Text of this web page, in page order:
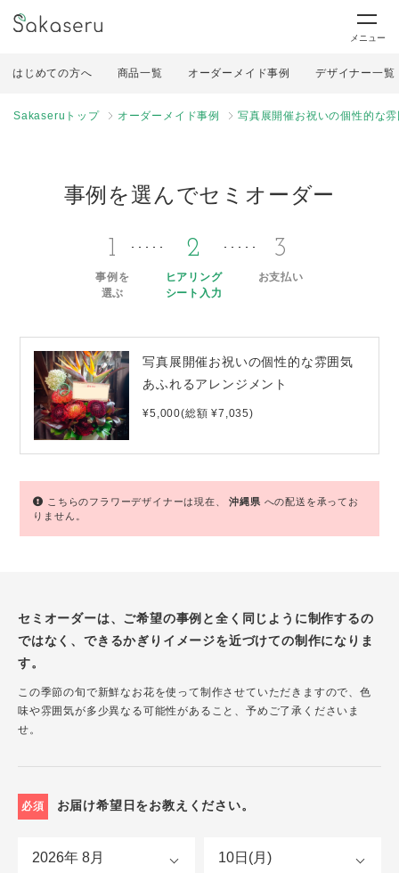
メニュー
はじめての方へ 商品一覧 オーダーメイド事例 デザイナー一覧
Sakaseruトップ オーダーメイド事例 写真展開催お祝いの個性的な
事例を選んでセミオーダー
1
事例を
選ぶ
2
ヒアリング
シート入力
3
お支払い
写真展開催お祝いの個性的な雰囲気
あふれるアレンジメント
¥5,000(総額 ¥7,035)
こちらのフラワーデザイナーは現在、沖縄県 への配送を承ってお
りません。
セミオーダーは、ご希望の事例と全く同じように制作するの
ではなく、できるかぎりイメージを近づけての制作になりま
す。
この季節の旬で新鮮なお花を使って制作させていただきますので、色
味や雰囲気が多少異なる可能性があること、予めご了承くださいま
せ。
必須 お届け希望日をお教えください。